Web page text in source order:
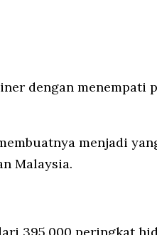
dengan menempati
menjadi
Malaysia.
395.000 peringkat